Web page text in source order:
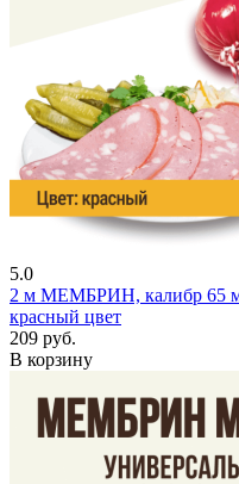
5.0
2 м МЕМБРИН, калибр 65
красный цвет
209 руб.
В корзину